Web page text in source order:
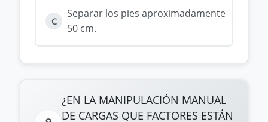
C
Separar los pies aproximadamente
50 cm.
¿EN LA MANIPULACIÓN MANUAL
DE CARGAS QUE FACTORES ESTÁN